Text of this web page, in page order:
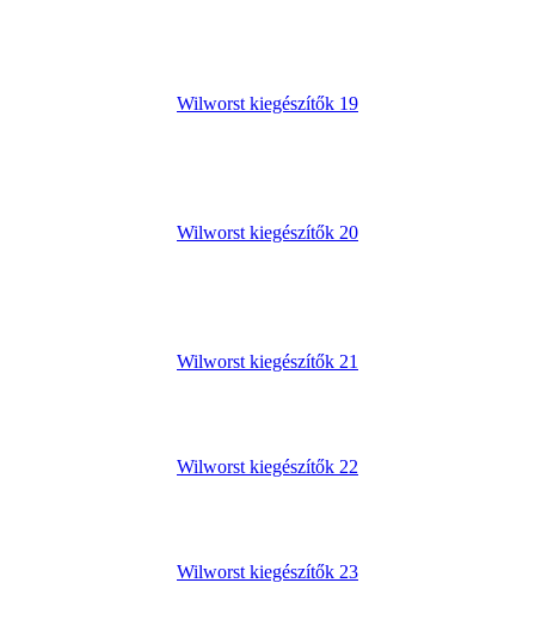
Wilworst kiegészítők 19
Wilworst kiegészítők 20
Wilworst kiegészítők 21
Wilworst kiegészítők 22
Wilworst kiegészítők 23